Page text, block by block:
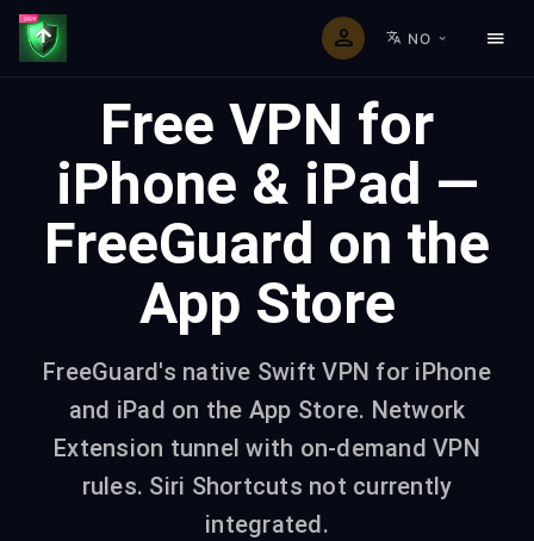
NO
Free VPN for
iPhone & iPad —
FreeGuard on the
App Store
FreeGuard's native Swift VPN for iPhone
and iPad on the App Store. Network
Extension tunnel with on-demand VPN
rules. Siri Shortcuts not currently
integrated.